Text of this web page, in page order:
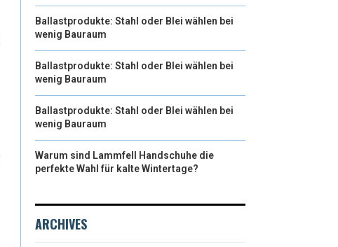
Ballastprodukte: Stahl oder Blei wählen bei
wenig Bauraum
Ballastprodukte: Stahl oder Blei wählen bei
wenig Bauraum
Ballastprodukte: Stahl oder Blei wählen bei
wenig Bauraum
Warum sind Lammfell Handschuhe die
perfekte Wahl für kalte Wintertage?
ARCHIVES